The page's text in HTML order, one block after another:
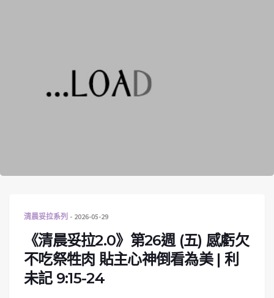
清晨妥拉系列 2026-05-29
《清晨妥拉2.0》第26週 (五) 感虧欠
不吃祭牲肉 貼主心神倒看為美 | 利
未記 9:15-24